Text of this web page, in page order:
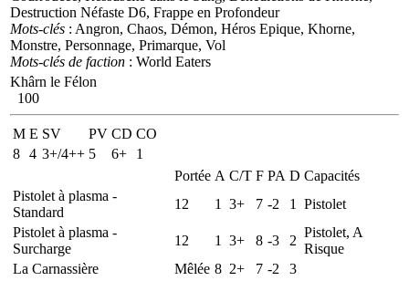
Destruction Néfaste D6, Frappe en Profondeur
Mots-clés : Angron, Chaos, Démon, Héros Epique, Khorne,
Monstre, Personnage, Primarque, Vol
Mots-clés de faction : World Eaters
Khârn le Félon
100
M E SV PV CD CO
8 4 3+/4++ 5 6+
1
Portée A C/T F PA D Capacités
Pistolet à plasma -
Standard
12 1 3+ 7 -2 1
Pistolet
Pistolet à plasma -
Surcharge
12 1 3+ 8 -3 2
Pistolet, A
Risque
La Carnassière
Mêlée 8 2+ 7 -2 3